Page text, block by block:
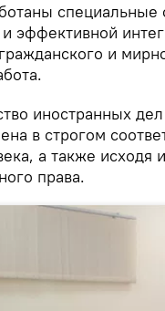
и эффективной
и
иностранных
в строгом
а также
права.